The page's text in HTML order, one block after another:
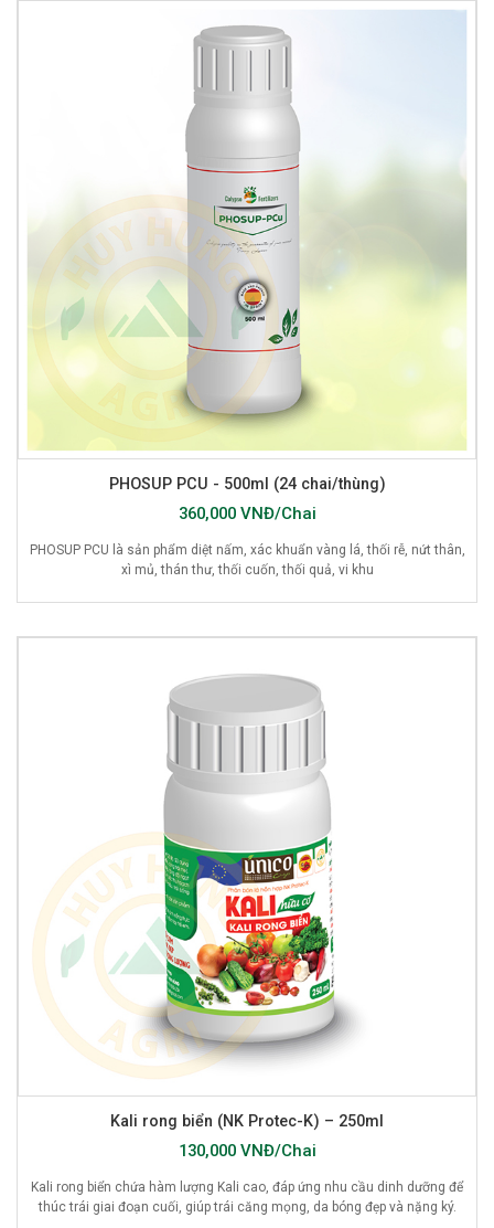
PHOSUP PCU - 500ml (24 chai/thùng)
360,000 VNĐ/Chai
PHOSUP PCU là sản phẩm diệt nấm, xác khuẩn vàng lá, thối rễ, nứt thân,
xì mủ, thán thư, thối cuốn, thối quả, vi khu
Kali rong biển (NK Protec-K) – 250ml
130,000 VNĐ/Chai
Kali rong biển chứa hàm lượng Kali cao, đáp ứng nhu cầu dinh dưỡng để
thúc trái giai đoạn cuối, giúp trái căng mọng, da bóng đẹp và nặng ký.